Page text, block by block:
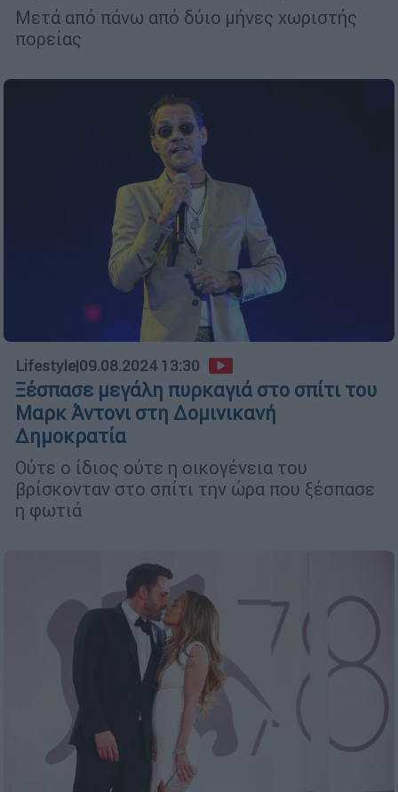
Μετά από πάνω από δύιο μήνες χωριστής
πορείας
Lifestyle|09.08.2024 13:30
Ξέσπασε μεγάλη πυρκαγιά στο σπίτι του
Μαρκ Άντονι στη Δομινικανή
Δημοκρατία
Ούτε ο ίδιος ούτε η οικογένεια του
βρίσκονταν στο σπίτι την ώρα που ξέσπασε
η φωτιά